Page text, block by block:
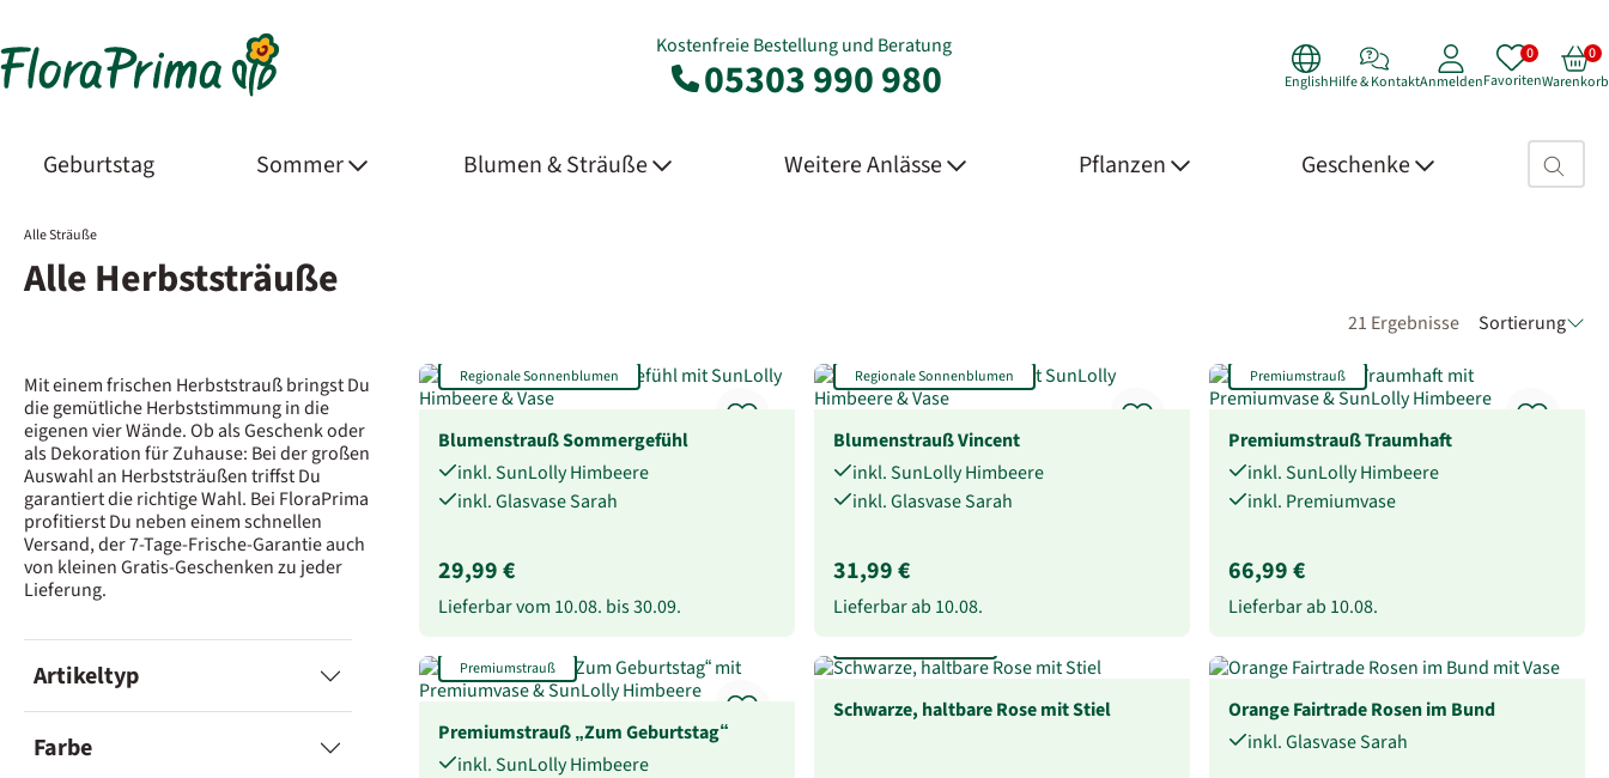
Kostenfreie Bestellung und Beratung
05303 990 980 EnglishHilfe & KontaktAnmeldenFavoritenWarenkorb
Geburtstag Sommer Blumen & Sträuße Weitere Anlässe Pflanzen Geschenke Suchfeld>
Alle Sträuße
Alle Herbststräuße
21 Ergebnisse Sortierung
Mit einem frischen Herbststrauß bringst Du
die gemütliche Herbststimmung in die
eigenen vier Wände. Ob als Geschenk oder
als Dekoration für Zuhause: Bei der großen
Auswahl an Herbststräußen triffst Du
garantiert die richtige Wahl. Bei FloraPrima
profitierst Du neben einem schnellen
Versand, der 7-Tage-Frische-Garantie auch
von kleinen Gratis-Geschenken zu jeder
Lieferung.
Artikeltyp
Farbe
Regionale Sonnenblumen
Blumenstrauß Sommergefühl
inkl. SunLolly Himbeere
inkl. Glasvase Sarah
29,99 €
Lieferbar vom 10.08. bis30.09.
Regionale Sonnenblumen
Blumenstrauß Vincent
inkl. SunLolly Himbeere
inkl. Glasvase Sarah
31,99 €
Lieferbar ab 10.08.
Premiumstrauß
Premiumstrauß Traumhaft
inkl. SunLolly Himbeere
inkl. Premiumvase
66,99 €
Lieferbar ab 10.08.
Premiumstrauß
Premiumstrauß „Zum Geburtstag“
inkl. SunLolly Himbeere
Schwarze, haltbare Rose mit Stiel
Orange Fairtrade Rosen im Bund
inkl. Glasvase Sarah